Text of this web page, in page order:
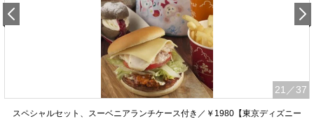
21 ／37
スペシャルセット、スーベニアランチケース付き／￥1980【東京ディズニー